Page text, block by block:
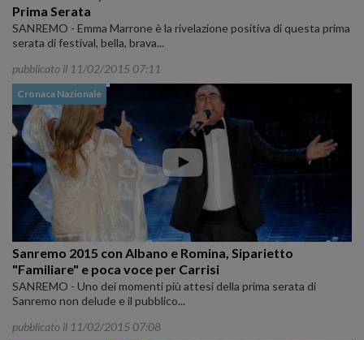
Prima Serata
SANREMO - Emma Marrone è la rivelazione positiva di questa prima
serata di festival, bella, brava...
pubblicato il 11/02/2015 07:11
Cronaca Nazionale
Sanremo 2015 con Albano e Romina, Siparietto
"Familiare" e poca voce per Carrisi
SANREMO - Uno dei momenti più attesi della prima serata di
Sanremo non delude e il pubblico...
pubblicato il 11/02/2015 07:08